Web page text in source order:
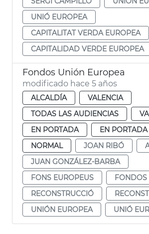
UNIÓ EUROPEA
CAPITALITAT VERDA EUROPEA
CAPITALIDAD VERDE EUROPEA
Fondos Unión Europea
modificado hace 5 años
ALCALDÍA
VALENCIA
TODAS LAS AUDIENCIAS
EN PORTADA
EN
NORMAL
JOAN RIBÓ
JUAN GONZÁLEZ-BARBA
FONS EUROPEUS
FONDOS
RECONSTRUCCIÓ
UNIÓN EUROPEA
UNIÓ